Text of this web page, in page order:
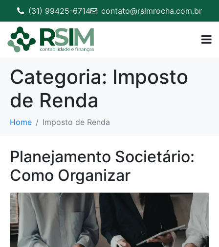
(31) 99425-6714 contato@rsimrocha.com.br
Categoria: Imposto
de Renda
Home Imposto de Renda
Planejamento Societário:
Como Organizar